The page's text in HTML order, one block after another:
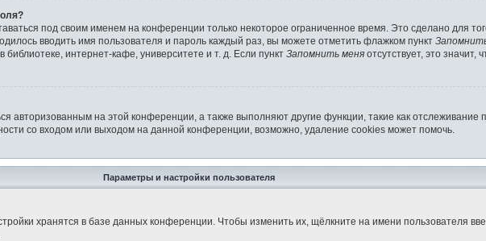
под своим именем на конференции только некоторое ограниченное время. Это сделано для
вводить имя пользователя и пароль каждый раз, вы можете отметить флажком пункт
интернет-кафе, университете и т. д. Если пункт Запомнить меня отсутствует, это значит,
авторизованным на этой конференции, а также выполняют другие функции, такие как отслеживание
со входом или выходом на данной конференции, возможно, удаление cookies может помочь.
Параметры и настройки пользователя
хранятся в базе данных конференции. Чтобы изменить их, щёлкните на имени пользователя